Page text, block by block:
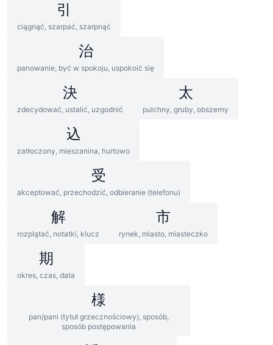
引
ciągnąć, szarpać, szarpnąć
治
panowanie, być w spokoju, uspokoić się
決
zdecydować, ustalić, uzgodnić
太
pulchny, gruby, obszerny
込
zatłoczony, mieszanina, hurtowo
受
akceptować, przechodzić, odbieranie (telefonu)
解
rozplątać, notatki, klucz
市
rynek, miasto, miasteczko
期
okres, czas, data
様
pan/pani (tytuł grzecznościowy), sposób,
sposób postępowania